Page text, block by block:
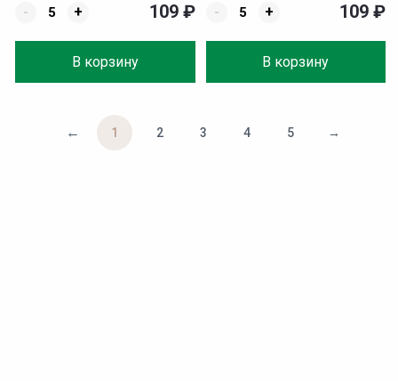
-
+
В корзину
109 ₽
-
+
В корзину
109 ₽
← 1 2 3 4 5 →